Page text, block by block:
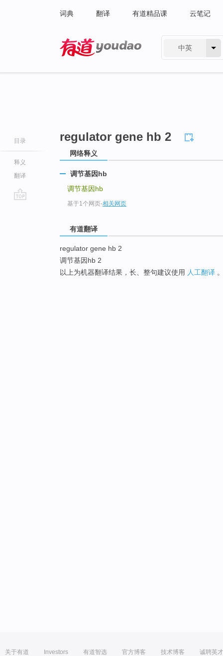
词典 翻译 有道精品课 云笔记
中英
目录
释义
翻译
regulator gene hb 2
网络释义
调节基因hb
调节基因hb
基于1个网页-相关网页
有道翻译
regulator gene hb 2
调节基因hb 2
以上为机器翻译结果，长、整句建议使用 人工翻译
关于有道 Investors 有道智选 官方博客 技术博客 诚聘英才